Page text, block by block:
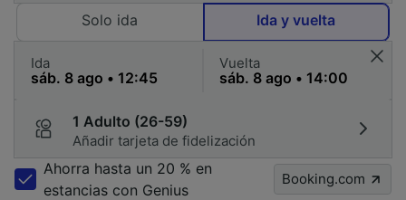
Solo ida Ida y vuelta
Ida Vuelta
1 Adulto (26-59)
Añadir tarjeta de fidelización
Ahorra hasta un 20 % en
estancias con Genius
Booking.com